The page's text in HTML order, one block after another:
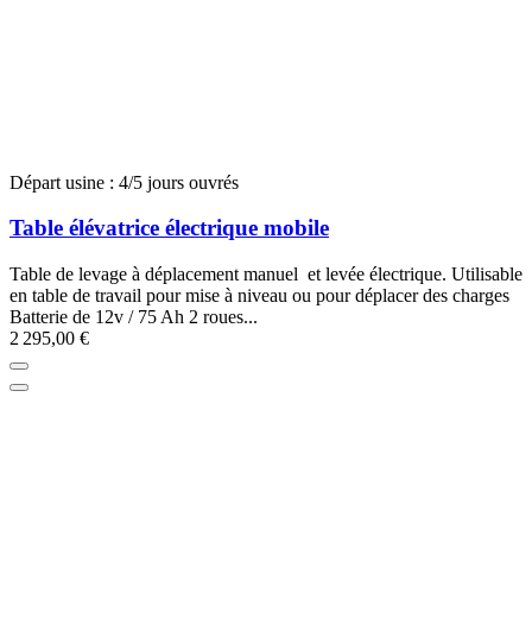
Départ usine : 4/5 jours ouvrés
Table élévatrice électrique mobile
Table de levage à déplacement manuel et levée électrique. Utilisable
en table de travail pour mise à niveau ou pour déplacer des charges
Batterie de 12v / 75 Ah 2 roues...
2 295,00 €